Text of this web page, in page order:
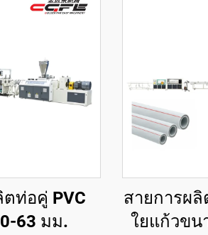
ท่อคู่ PVC
63 มม.
สายการผลิ
ใยแก้วขน